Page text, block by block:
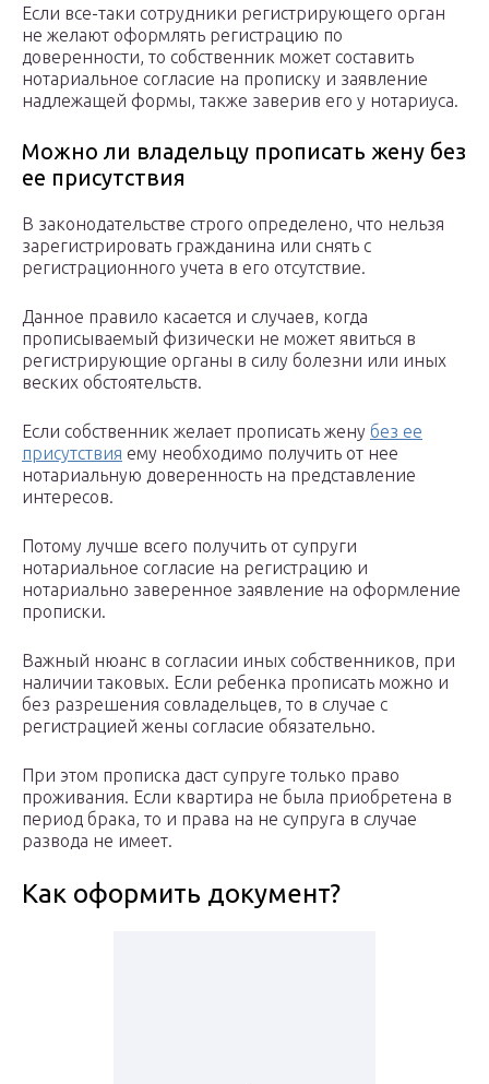
Если все-таки сотрудники регистрирующего орган
не желают оформлять регистрацию по
доверенности, то собственник может составить
нотариальное согласие на прописку и заявление
надлежащей формы, также заверив его у нотариуса.
Можно ли владельцу прописать жену без
ее присутствия
В законодательстве строго определено, что нельзя
зарегистрировать гражданина или снять с
регистрационного учета в его отсутствие.
Данное правило касается и случаев, когда
прописываемый физически не может явиться в
регистрирующие органы в силу болезни или иных
веских обстоятельств.
Если собственник желает прописать жену без ее
присутствия ему необходимо получить от нее
нотариальную доверенность на представление
интересов.
Потому лучше всего получить от супруги
нотариальное согласие на регистрацию и
нотариально заверенное заявление на оформление
прописки.
Важный нюанс в согласии иных собственников, при
наличии таковых. Если ребенка прописать можно и
без разрешения совладельцев, то в случае с
регистрацией жены согласие обязательно.
При этом прописка даст супруге только право
проживания. Если квартира не была приобретена в
период брака, то и права на не супруга в случае
развода не имеет.
Как оформить документ?